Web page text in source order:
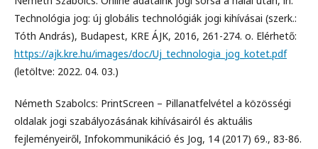
Technológia jog: új globális technológiák jogi kihívásai (szerk.:
Tóth András), Budapest, KRE ÁJK, 2016, 261-274. o. Elérhető:
https://ajk.kre.hu/images/doc/Uj_technologia_jog_kotet.pdf
(letöltve: 2022. 04. 03.)
Németh Szabolcs: PrintScreen – Pillanatfelvétel a közösségi
oldalak jogi szabályozásának kihívásairól és aktuális
fejleményeiről, Infokommunikáció és Jog, 14 (2017) 69., 83-86.